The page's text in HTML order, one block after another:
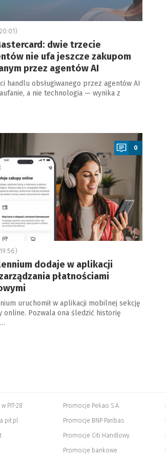
dwie trzecie
nie ufa jeszcze zakupom
przez agentów AI
handlu obsługiwanego przez agentów AI
a nie technologia — wynika z
0
dodaje w aplikacji
płatnościami
uruchomił w aplikacji mobilnej sekcję
online. Pozwala ona śledzić historię
PIT-28
pit.pl
Promocje Pekao S.A.
Promocje BNP Paribas
Promocje Citi Handlowy
Promocje bankowe